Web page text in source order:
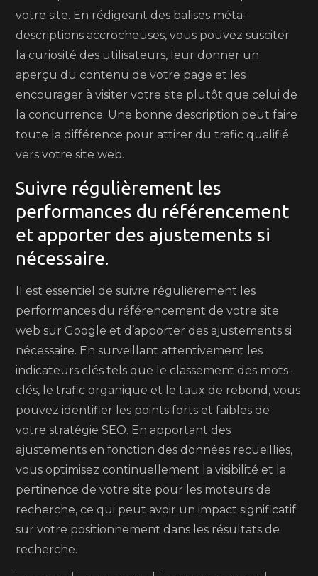
votre site. En rédigeant des balises méta-
descriptions accrocheuses, vous pouvez susciter
la curiosité des utilisateurs, leur donner un
aperçu du contenu de votre page et les
encourager à visiter votre site plutôt que celui de
la concurrence. Une bonne description peut faire
toute la différence pour attirer du trafic qualifié
vers votre site web.
Suivre régulièrement les
performances du référencement
et apporter des ajustements si
nécessaire.
Il est essentiel de suivre régulièrement les
performances du référencement de votre site
web sur Google et d’apporter des ajustements si
nécessaire. En surveillant attentivement les
indicateurs clés tels que le classement des mots-
clés, le trafic organique et le taux de rebond, vous
pouvez identifier les points forts et faibles de
votre stratégie SEO. En apportant des
ajustements en fonction des données recueillies,
vous optimisez continuellement la visibilité et la
pertinence de votre site pour les moteurs de
recherche, ce qui peut avoir un impact significatif
sur votre positionnement dans les résultats de
recherche.